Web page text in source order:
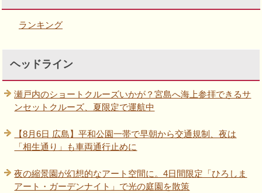
ランキング
ヘッドライン
瀬戸内のショートクルーズいかが？宮島へ海上参拝できるサ
ンセットクルーズ、夏限定で運航中
【8月6日 広島】平和公園一帯で早朝から交通規制、夜は
「相生通り」も車両通行止めに
夜の縮景園が幻想的なアート空間に。4日間限定「ひろしま
アート・ガーデンナイト」で光の庭園を散策